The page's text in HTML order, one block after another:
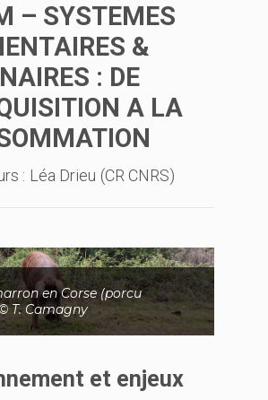
– SYSTEMES
&
: DE
A LA
: Léa Drieu (CR CNRS)
en Corse (porcu
T. Camagny
et enjeux